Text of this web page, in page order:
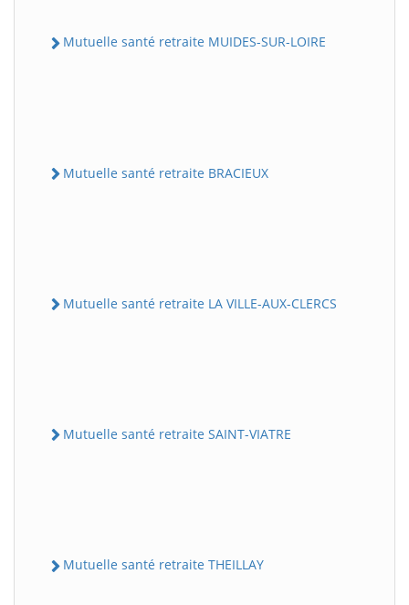
Mutuelle santé retraite MUIDES-SUR-LOIRE
Mutuelle santé retraite BRACIEUX
Mutuelle santé retraite LA VILLE-AUX-CLERCS
Mutuelle santé retraite SAINT-VIATRE
Mutuelle santé retraite THEILLAY